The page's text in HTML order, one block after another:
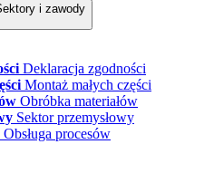
i zawody
Deklaracja zgodności
Montaż małych części
Obróbka materiałów
Sektor przemysłowy
Obsługa procesów